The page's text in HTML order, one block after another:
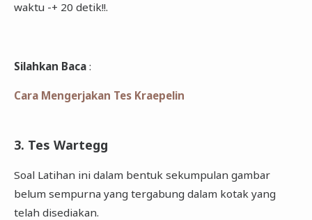
waktu -+ 20 detik!!.
Silahkan Baca:
Cara Mengerjakan Tes Kraepelin
3. Tes Wartegg
Soal Latihan ini dalam bentuk sekumpulan gambar
belum sempurna yang tergabung dalam kotak yang
telah disediakan.